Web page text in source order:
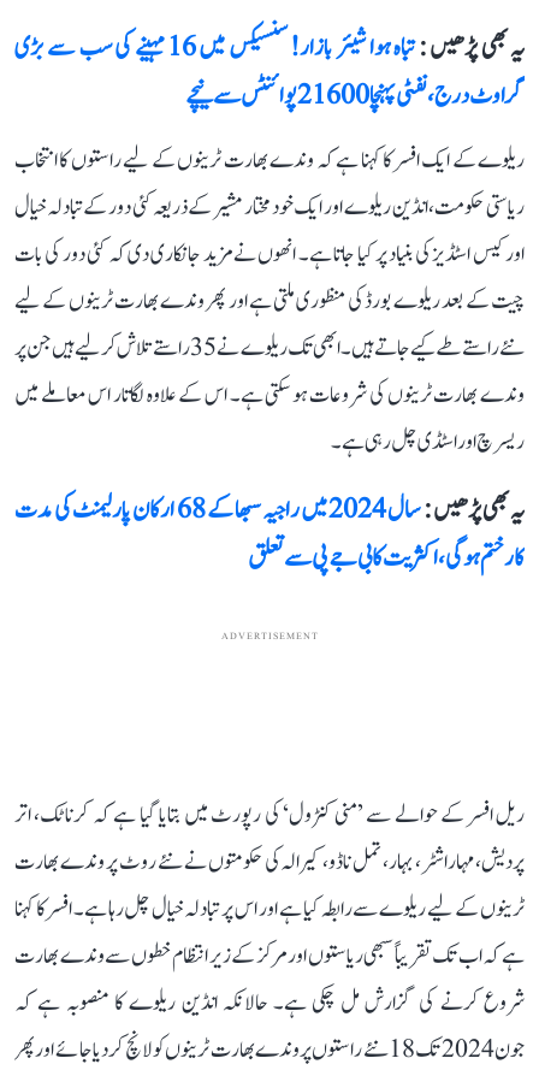
یہ بھی پڑھیں :
تباہ ہوا شیئر بازار! سنسیکس میں 16 مہینے کی سب سے بڑی
گراوٹ درج، نفٹی پہنچا 21600 پوائنٹس سے نیچے
ریلوے کے ایک افسر کا کہنا ہے کہ وندے بھارت ٹرینوں کے لیے راستوں کا انتخاب
ریاستی حکومت، انڈین ریلوے اور ایک خود مختار مشیر کے ذریعہ کئی دور کے تبادلہ خیال
اور کیس اسٹڈیز کی بنیاد پر کیا جاتا ہے۔ انھوں نے مزید جانکاری دی کہ کئی دور کی بات
چیت کے بعد ریلوے بورڈ کی منظوری ملتی ہے اور پھر وندے بھارت ٹرینوں کے لیے
نئے راستے طے کیے جاتے ہیں۔ ابھی تک ریلوے نے 35 راستے تلاش کر لیے ہیں جن پر
وندے بھارت ٹرینوں کی شروعات ہو سکتی ہے۔ اس کے علاوہ لگاتار اس معاملے میں
ریسرچ اور اسٹڈی چل رہی ہے۔
یہ بھی پڑھیں :
سال 2024 میں راجیہ سبھا کے 68 ارکان پارلیمنٹ کی مدت
کار ختم ہوگی، اکثریت کا بی جے پی سے تعلق
ADVERTISEMENT
ریل افسر کے حوالے سے ’منی کنٹرول‘ کی رپورٹ میں بتایا گیا ہے کہ کرناٹک، اتر
پردیش، مہاراشٹر، بہار، تمل ناڈو، کیرالہ کی حکومتوں نے نئے روٹ پر وندے بھارت
ٹرینوں کے لیے ریلوے سے رابطہ کیا ہے اور اس پر تبادلہ خیال چل رہا ہے۔ افسر کا کہنا
ہے کہ اب تک تقریباً سبھی ریاستوں اور مرکز کے زیر انتظام خطوں سے وندے بھارت
شروع کرنے کی گزارش مل چکی ہے۔ حالانکہ انڈین ریلوے کا منصوبہ ہے کہ
جون 2024 تک 18 نئے راستوں پر وندے بھارت ٹرینوں کو لانچ کر دیا جائے اور پھر